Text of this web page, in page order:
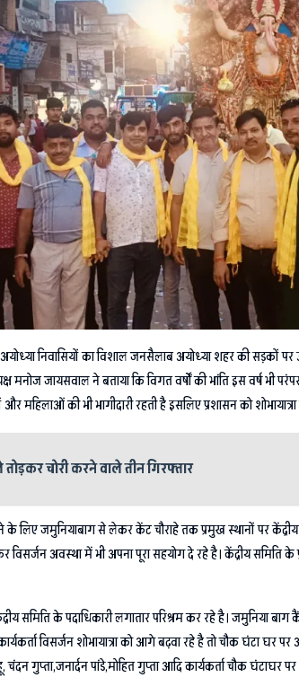
निवासियों का विशाल जनसैलाब अयोध्या शहर की सड़कों
मनोज जायसवाल ने बताया कि विगत वर्षों की भांति इस वर्ष भी
और महिलाओं की भी भागीदारी रहती है इसलिए प्रशासन को
चोरी करने वाले तीन गिरफ्तार
के लिए जमुनियाबाग से लेकर केंट चौराहे तक प्रमुख स्थानों पर
विसर्जन अवस्था में भी अपना पूरा सहयोग दे रहे है। केंद्रीय
समिति के पदाधिकारी लगातार परिश्रम कर रहे है।
कार्यकर्ता विसर्जन शोभायात्रा को आगे बढ़वा रहे है तो चौक
गुप्ता,जनार्दन पांडे,मोहित गुप्ता आदि कार्यकर्ता चौक घंटाघर पर